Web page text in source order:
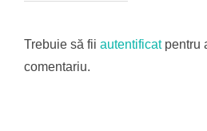
Trebuie să fii autentificatpentru
comentariu.